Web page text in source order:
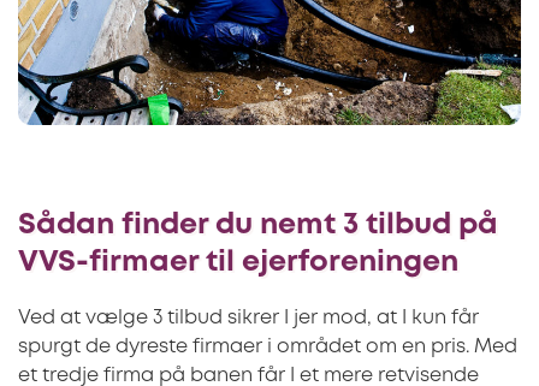
Sådan finder du nemt 3 tilbud på
VVS-firmaer til ejerforeningen
Ved at vælge 3 tilbud sikrer I jer mod, at I kun får
spurgt de dyreste firmaer i området om en pris. Med
et tredje firma på banen får I et mere retvisende